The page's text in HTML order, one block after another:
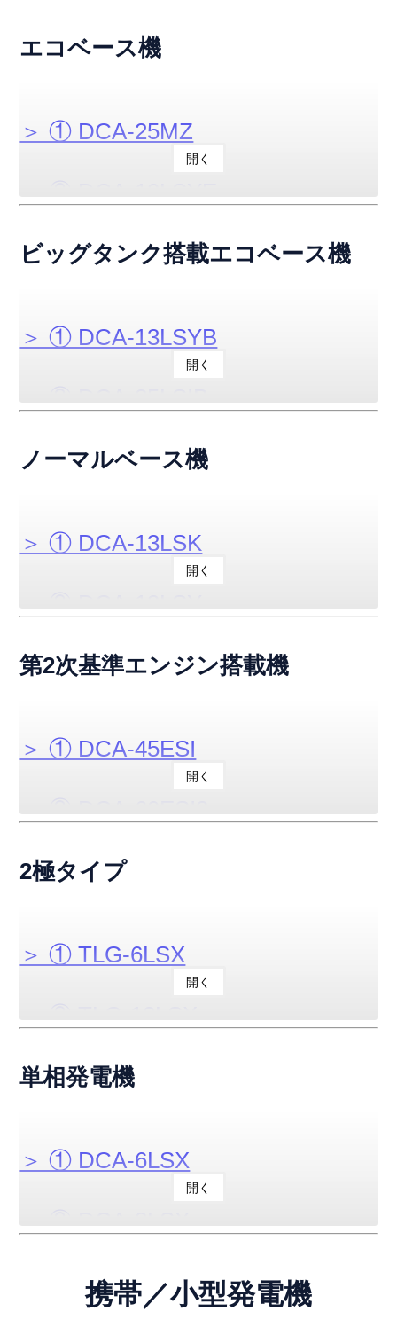
＞ ③ DCA-45LSKE-D2
＞ ⑤ DCA-100LSIE-D
エコベース機
＞ ① DCA-25MZ
＞ ② DCA-13LSYE
＞ ③ DCA-25LSKE
＞ ⑤ DCA-45LSKE2
＞ ⑧ DCA-125LSIE
＞ ⑨ DCA-150LSKE
＞ ⑩ DCA-220LSIE
＞ ⑪ DCA-300LSKE
＞ ⑬ DCA-400LSKE
＞ ⑮ DCA-45USKE
開く
ビッグタンク搭載エコベース機
＞ ① DCA-13LSYB
＞ ② DCA-25LSIB
＞ ③ DCA-25LSKB
＞ ⑤ DCA-45LSKB2
＞ ⑧ DCA-125LSIB
＞ ⑨ DCA-150LSKB
＞ ⑩ DCA-220LSIB
＞ ⑪ DCA-15USYB
＞ ⑬ DCA-45USKB3
開く
ノーマルベース機
＞ ① DCA-13LSK
＞ ② DCA-13LSY
＞ ③ DCA-15LSK
＞ ⑤ DCA-25LSK
＞ ⑧ DCA-60LSI
＞ ⑨ DCA-100LSI
＞ ⑩ DCA-125LSI
＞ ⑪ DCA-150LSK
開く
第2次基準エンジン搭載機
＞ ① DCA-45ESI
＞ ② DCA-60ESI2
＞ ③ DCA-100ESI
＞ ⑤ DCA-150ESK
＞ ⑧ DCA-400ESK
＞ ⑨ DCA-500ESK
＞ ⑩ DCA-45USI2
開く
2極タイプ
＞ ① TLG-6LSX
＞ ② TLG-12LSX
＞ ③ TLG-15LSX
＞ ⑤ TLG-10LSK
開く
単相発電機
＞ ① DCA-6LSX
＞ ② DCA-8LSX
＞ ③ DCA-10LSX
開く
携帯／小型発電機